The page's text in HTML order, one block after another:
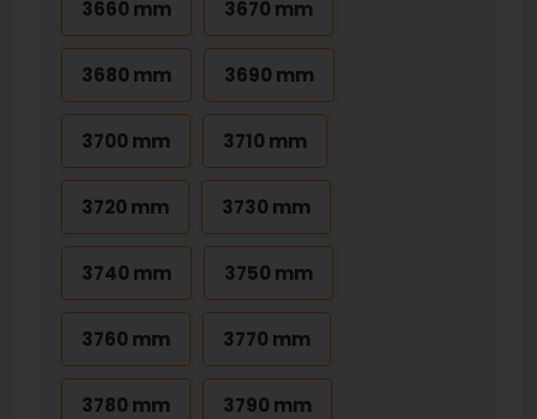
3660 mm 3670 mm
3680 mm 3690 mm
3700 mm 3710 mm
3720 mm 3730 mm
3740 mm 3750 mm
3760 mm 3770 mm
3780 mm 3790 mm